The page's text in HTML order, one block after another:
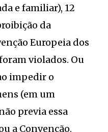
e familiar), 12
da
Europeia dos
violados. Ou
impedir o
(em um
previa essa
a Convenção.